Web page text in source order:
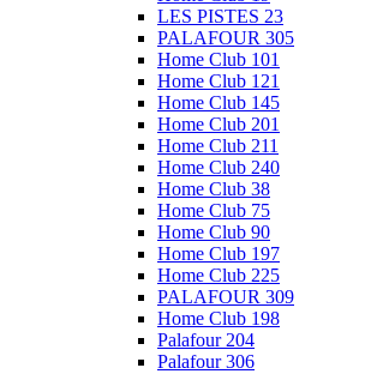
LES PISTES 23
PALAFOUR 305
Home Club 101
Home Club 121
Home Club 145
Home Club 201
Home Club 211
Home Club 240
Home Club 38
Home Club 75
Home Club 90
Home Club 197
Home Club 225
PALAFOUR 309
Home Club 198
Palafour 204
Palafour 306